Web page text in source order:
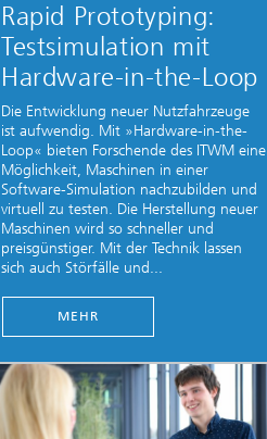
Rapid Prototyping:
Testsimulation mit
Hardware-in-the-Loop
Die Entwicklung neuer Nutzfahrzeuge
ist aufwendig. Mit »Hardware-in-the-
Loop« bieten Forschende des ITWM eine
Möglichkeit, Maschinen in einer
Software-Simulation nachzubilden und
virtuell zu testen. Die Herstellung neuer
Maschinen wird so schneller und
preisgünstiger. Mit der Technik lassen
sich auch Störfälle und...
MEHR